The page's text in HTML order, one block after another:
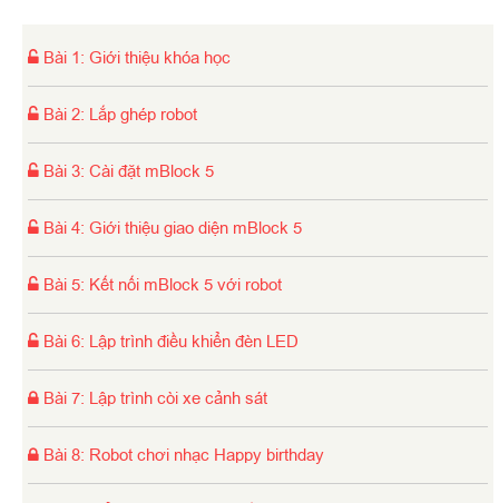
Bài 6. Lập trình điều khiển robot di chuyển theo hình
vuông
Bài 7. Lập trình robot tự động tránh vật cản
Bài 8. Lập trình robot tự động dò đường
Bài 9. Lập trình robot nhận điều khiển từ thiết bị di
động thông qua bluetooth.
Bài 1: Giới thiệu khóa học
Bài 2: Lắp ghép robot
Bài 3: Cài đặt mBlock 5
Bài 4: Giới thiệu giao diện mBlock 5
Bài 5: Kết nối mBlock 5 với robot
Bài 6: Lập trình điều khiển đèn LED
Bài 7: Lập trình còi xe cảnh sát
Bài 8: Robot chơi nhạc Happy birthday